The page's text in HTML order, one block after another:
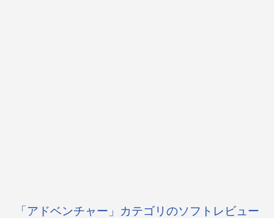
「アドベンチャー」カテゴリのソフトレビュー